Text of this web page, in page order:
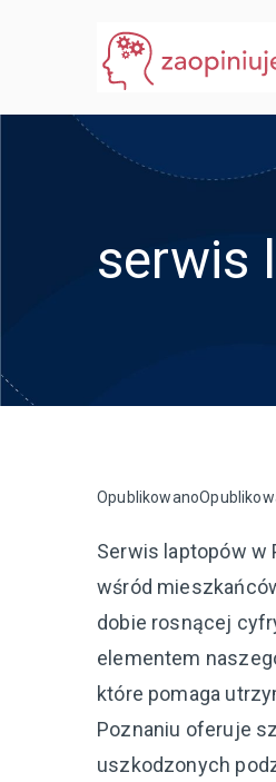
serwis
Opublikowano
Serwis laptopów w
wśród
dobie rosnącej
elementem
które pomaga
Poznaniu oferuje
uszkodzonych